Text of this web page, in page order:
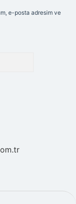
e-posta adresim ve